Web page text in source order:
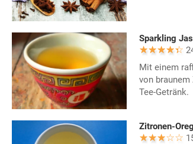
Sparkling
Mit einem
von
Tee-Getränk.
Zitronen-